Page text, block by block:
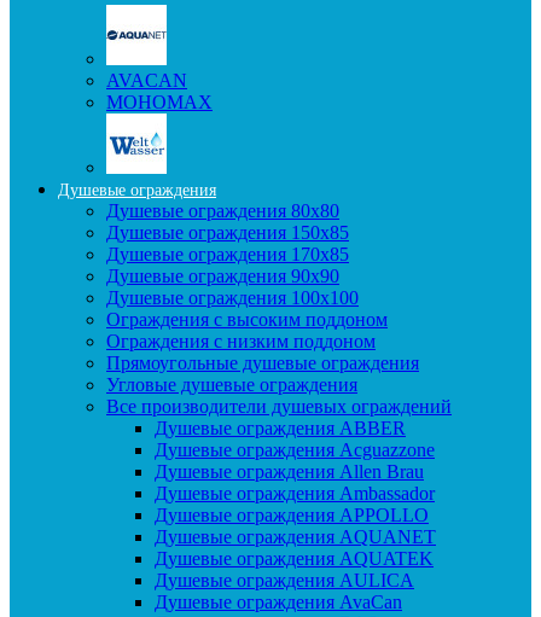
AVACAN
МОНОМАХ
Душевые ограждения
Душевые ограждения 80x80
Душевые ограждения 150x85
Душевые ограждения 170x85
Душевые ограждения 90x90
Душевые ограждения 100x100
Ограждения с высоким поддоном
Ограждения с низким поддоном
Прямоугольные душевые ограждения
Угловые душевые ограждения
Все производители душевых ограждений
Душевые ограждения ABBER
Душевые ограждения Acguazzone
Душевые ограждения Allen Brau
Душевые ограждения Ambassador
Душевые ограждения APPOLLO
Душевые ограждения AQUANET
Душевые ограждения AQUATEK
Душевые ограждения AULICA
Душевые ограждения AvaCan